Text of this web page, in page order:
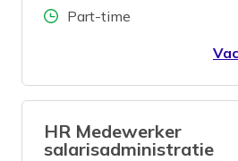
Aantal uren
Part-time
HR Medewerker
salarisadministratie